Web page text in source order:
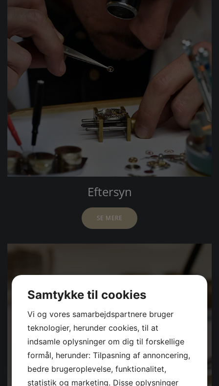
Eftersyn
SE MERE
Samtykke til cookies
Vi og vores samarbejdspartnere bruger
teknologier, herunder cookies, til at
indsamle oplysninger om dig til forskellige
formål, herunder: Tilpasning af annoncering,
bedre brugeroplevelse, funktionalitet,
statistik og marketing. Disse oplysninger